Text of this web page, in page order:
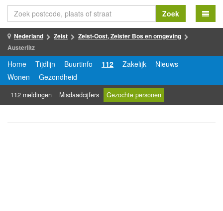
Zoek
Nederland Zeist
Zeist-Oost, Zeister Bos en omgeving
Austerlitz
Home Tijdlijn Buurtinfo 112 Zakelijk
Nieuws
Wonen
Gezondheid
112 meldingen Misdaadcijfers Gezochte personen